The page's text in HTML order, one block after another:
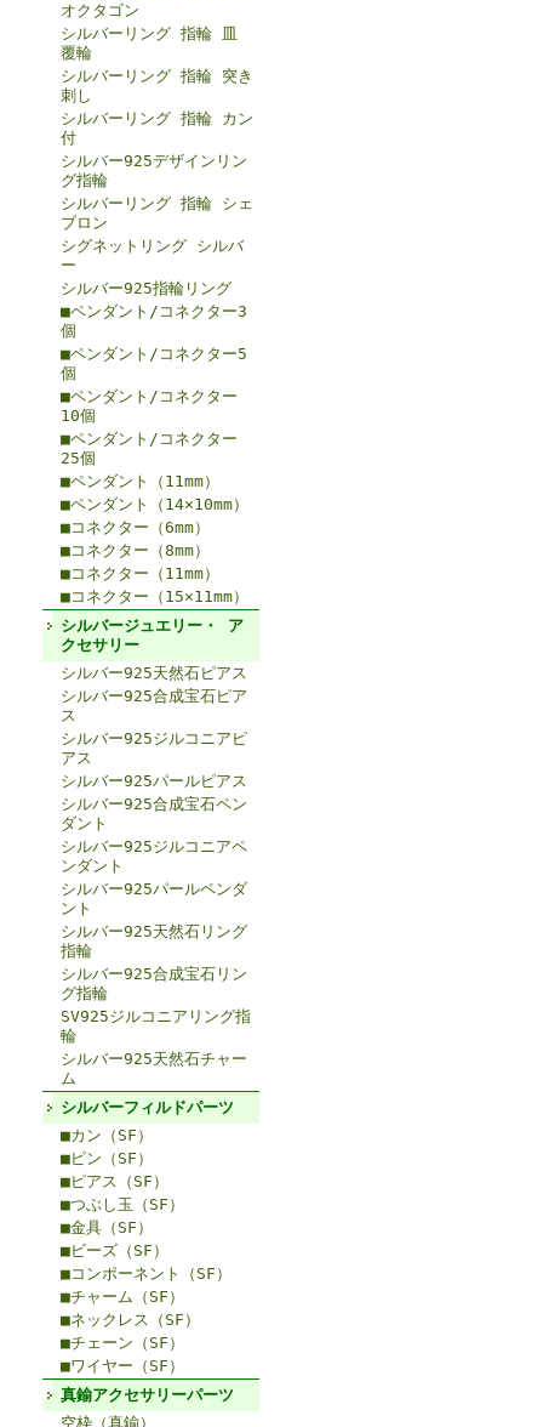
オクタゴン
シルバーリング 指輪 皿
覆輪
シルバーリング 指輪 突き
刺し
シルバーリング 指輪 カン
付
シルバー925デザインリン
グ指輪
シルバーリング 指輪 シェ
ブロン
シグネットリング シルバ
ー
シルバー925指輪リング
■ペンダント/コネクター3
個
■ペンダント/コネクター5
個
■ペンダント/コネクター
10個
■ペンダント/コネクター
25個
■ペンダント（11mm）
■ペンダント（14×10mm）
■コネクター（6mm）
■コネクター（8mm）
■コネクター（11mm）
■コネクター（15×11mm）
シルバージュエリー・ ア
クセサリー
シルバー925天然石ピアス
シルバー925合成宝石ピア
ス
シルバー925ジルコニアピ
アス
シルバー925パールピアス
シルバー925合成宝石ペン
ダント
シルバー925ジルコニアペ
ンダント
シルバー925パールペンダ
ント
シルバー925天然石リング
指輪
シルバー925合成宝石リン
グ指輪
SV925ジルコニアリング指
輪
シルバー925天然石チャー
ム
シルバーフィルドパーツ
■カン（SF）
■ピン（SF）
■ピアス（SF）
■つぶし玉（SF）
■金具（SF）
■ビーズ（SF）
■コンポーネント（SF）
■チャーム（SF）
■ネックレス（SF）
■チェーン（SF）
■ワイヤー（SF）
真鍮アクセサリーパーツ
空枠（真鍮）